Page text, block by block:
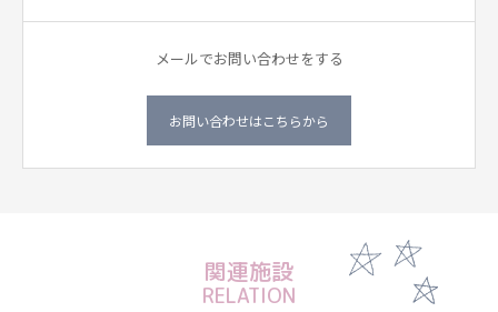
メールでお問い合わせをする
お問い合わせはこちらから
関連施設
RELATION